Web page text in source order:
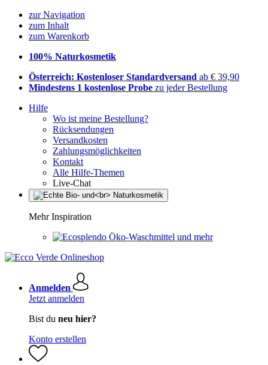
zur Navigation
zum Inhalt
zum Warenkorb
100% Naturkosmetik
Österreich: Kostenloser Standardversand ab € 39,90
Mindestens 1 kostenlose Probe zu jeder Bestellung
Hilfe
Wo ist meine Bestellung?
Rücksendungen
Versandkosten
Zahlungsmöglichkeiten
Kontakt
Alle Hilfe-Themen
Live-Chat
Mehr Inspiration
Öko-Waschmittel und mehr
Anmelden
Jetzt anmelden
Bist du neu hier?
Konto erstellen